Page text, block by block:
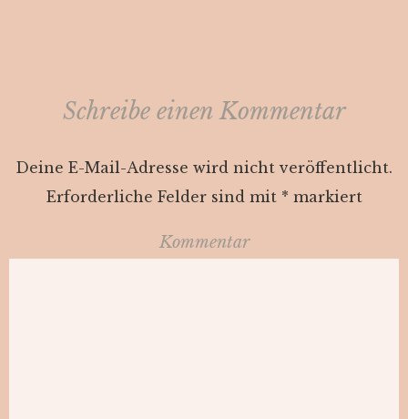
Schreibe einen Kommentar
Deine E-Mail-Adresse wird nicht veröffentlicht.
Erforderliche Felder sind mit * markiert
Kommentar